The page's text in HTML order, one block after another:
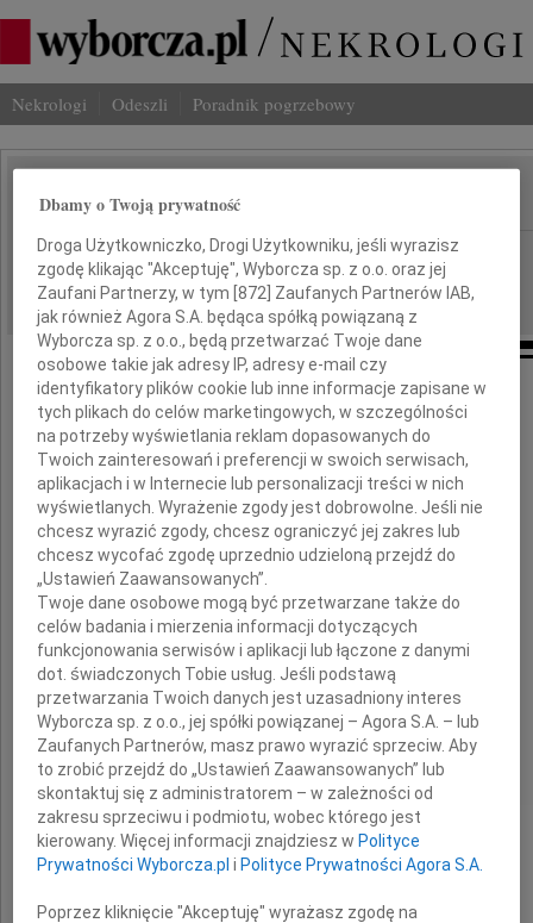
Nekrologi Odeszli Poradnik pogrzebowy
IMIĘ I NAZWISKO:
REGION: Opole
DATA EMISJI: 17.04.2013
Markowi Janasowi
wyrazy głębokiego współczucia
z powodu śmierci
Taty
składają
współpracownicy
Dbamy o Twoją prywatność
Droga Użytkowniczko, Drogi Użytkowniku, jeśli wyrazisz
zgodę klikając "Akceptuję", Wyborcza sp. z o.o. oraz jej
Zaufani Partnerzy, w tym [872 ] Zaufanych Partnerów IAB,
jak również Agora S.A. będąca spółką powiązaną z
Wyborcza sp. z o.o., będą przetwarzać Twoje dane
osobowe takie jak adresy IP, adresy e-mail czy
identyfikatory plików cookie lub inne informacje zapisane w
tych plikach do celów marketingowych, w szczególności
na potrzeby wyświetlania reklam dopasowanych do
Twoich zainteresowań i preferencji w swoich serwisach,
aplikacjach i w Internecie lub personalizacji treści w nich
wyświetlanych. Wyrażenie zgody jest dobrowolne. Jeśli nie
chcesz wyrazić zgody, chcesz ograniczyć jej zakres lub
chcesz wycofać zgodę uprzednio udzieloną przejdź do
„Ustawień Zaawansowanych”.
Twoje dane osobowe mogą być przetwarzane także do
celów badania i mierzenia informacji dotyczących
funkcjonowania serwisów i aplikacji lub łączone z danymi
dot. świadczonych Tobie usług. Jeśli podstawą
przetwarzania Twoich danych jest uzasadniony interes
Wyborcza sp. z o.o., jej spółki powiązanej – Agora S.A. – lub
Zaufanych Partnerów, masz prawo wyrazić sprzeciw. Aby
to zrobić przejdź do „Ustawień Zaawansowanych” lub
skontaktuj się z administratorem – w zależności od
zakresu sprzeciwu i podmiotu, wobec którego jest
kierowany. Więcej informacji znajdziesz w Polityce
Prywatności Wyborcza.pl i Polityce Prywatności Agora S.A.
Poprzez kliknięcie "Akceptuję" wyrażasz zgodę na